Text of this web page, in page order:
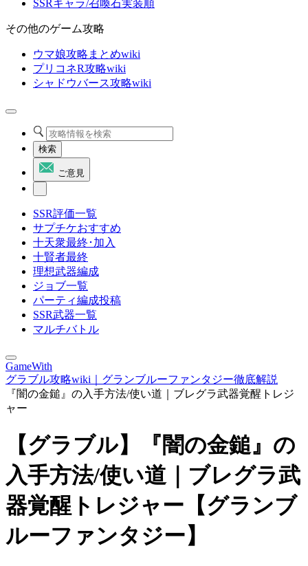
SSRキャラ/召喚石実装順
その他のゲーム攻略
ウマ娘攻略まとめwiki
プリコネR攻略wiki
シャドウバース攻略wiki
検索
ご意見
SSR評価一覧
サプチケおすすめ
十天衆最終･加入
十賢者最終
理想武器編成
ジョブ一覧
パーティ編成投稿
SSR武器一覧
マルチバトル
GameWith
グラブル攻略wiki｜グランブルーファンタジー徹底解説
『闇の金鎚』の入手方法/使い道｜ブレグラ武器覚醒トレジ
ャー
【グラブル】『闇の金鎚』の
入手方法/使い道｜ブレグラ武
器覚醒トレジャー【グランブ
ルーファンタジー】